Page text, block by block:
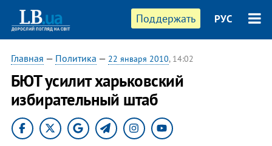
Поддержать РУС
Главная — Политика — 22 января 2010, 14:02
БЮТ усилит харьковский
избирательный штаб